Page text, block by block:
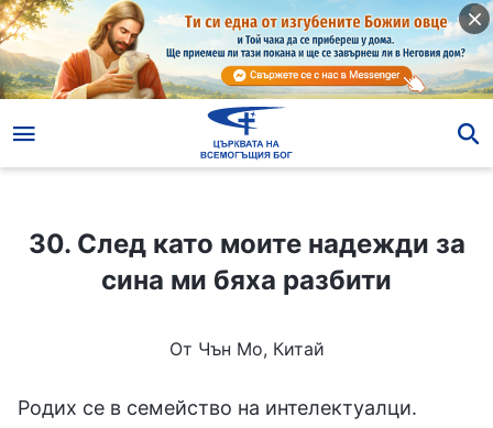
30. След като моите надежди за
сина ми бяха разбити
От Чън Мо, Китай
Родих се в семейство на интелектуалци.